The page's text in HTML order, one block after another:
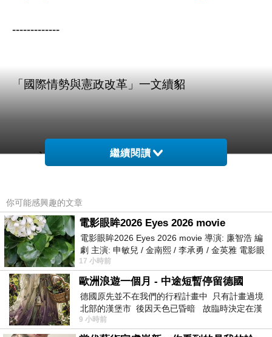
-------------
「國際情勢與憲政改革」一文續貂
一、永無止盡的「憲政改革」：目標何在？
a. 現狀是不好的，是有問題的—否定既有憲政秩
序
自從1980s的民主化開始，「憲政改革」就一直
是朝野政治人物的主要議程之一。台灣這種「永
恆的憲改」之論述，並非將憲法視為視為政治運
繼續閱讀
你可能感興趣的文章
電影眼眸2026 Eyes 2026 movie
電影眼眸2026 Eyes 2026 movie 導演: 廉智浩 編
劇 主演: 申敏兒 / 金南熙 / 李承勇 / 金英雅 電影眼
眸2026描述攝影師徐珍因遺
17 小時前
歐洲浪遊一個月 - 中途短暫停留德國
德國原先並不在我們的行程計畫中 只有計畫過境
北部的漢堡市 後因天色已昏暗 故臨時決定在漢
堡市吃晚餐和過夜
9 小時前